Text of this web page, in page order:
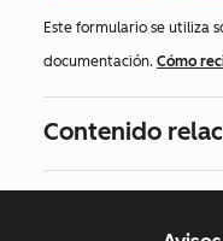
Este formulario se utiliza
documentación. Cómo
Contenido